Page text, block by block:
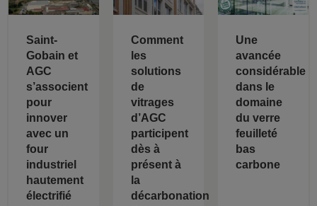
Saint-
Gobain et
AGC
s’associent
pour
innover
avec un
four
industriel
hautement
électrifié
Comment
les
solutions
de
vitrages
d’AGC
participent
dès à
présent à
la
décarbonation
Une
avancée
considérable
dans le
domaine
du verre
feuilleté
bas
carbone